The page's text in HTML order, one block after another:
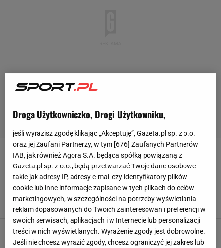
HELIKOPTER
Tak Neymar zjawił się na pierwszym treningu w
Santosie. Szczęka opada
Marcin Jaz, 3 LUTEGO 2025, 23:20
Groza w Pucharze Świata. Helikopter zabrał
legendę do szpitala [WIDEO]
Droga Użytkowniczko, Drogi Użytkowniku,
jeśli wyrazisz zgodę klikając „Akceptuję”, Gazeta.pl sp. z o.o.
oraz jej Zaufani Partnerzy, w tym [676] Zaufanych Partnerów
IAB, jak również Agora S.A. będąca spółką powiązaną z
Gazeta.pl sp. z o.o., będą przetwarzać Twoje dane osobowe
takie jak adresy IP, adresy e-mail czy identyfikatory plików
cookie lub inne informacje zapisane w tych plikach do celów
marketingowych, w szczególności na potrzeby wyświetlania
reklam dopasowanych do Twoich zainteresowań i preferencji w
swoich serwisach, aplikacjach i w Internecie lub personalizacji
treści w nich wyświetlanych. Wyrażenie zgody jest dobrowolne.
Jeśli nie chcesz wyrazić zgody, chcesz ograniczyć jej zakres lub